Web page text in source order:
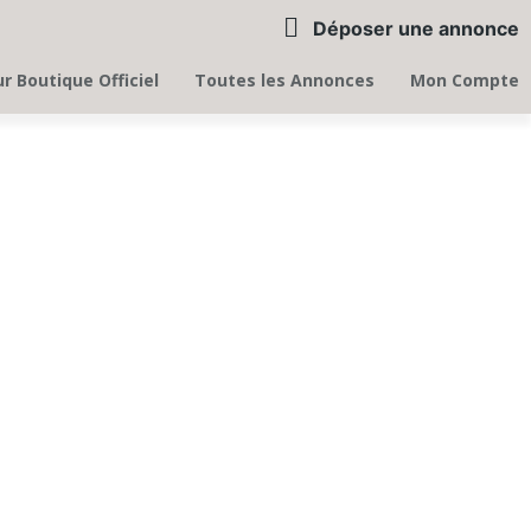
Déposer une annonce
Boutique Officiel Toutes les Annonces Mon Compte